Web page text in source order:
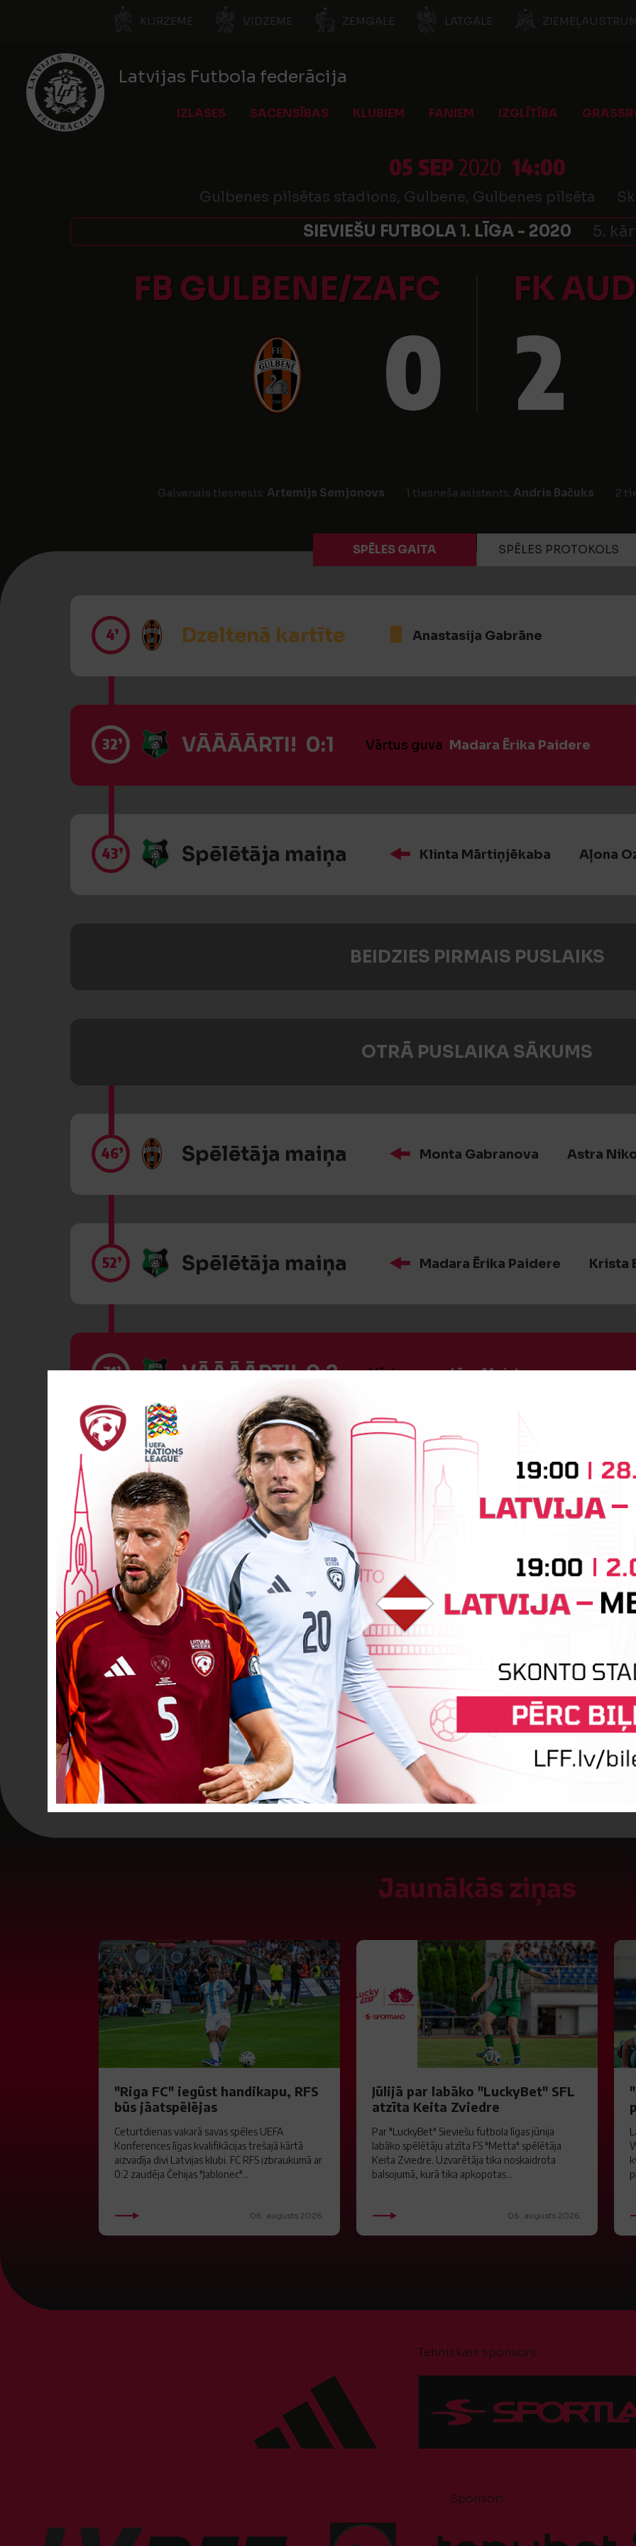
KURZEME VIDZEME ZEMGALE LATGALE
Latvijas Futbola federācija
IZLASES SACENSĪBAS KLUBIEM FANIEM IZGLĪTĪBA
05 SEP2020 14:00
Gulbenes pilsētas stadions, Gulbene, Gulbenes pilsēta
SIEVIEŠU FUTBOLA 1. LĪGA - 2020 5.
FB GULBENE/ZAFC FK
0 2
Galvenais tiesnesis: Artemijs Semjonovs 1 tiesneša asistents: Andris Bačuks 2
SPĒLES GAITA SPĒLES PROTOKOLS
4’ Dzeltenā kartīte Anastasija Gabrāne
32’ VĀĀĀĀRTI! 0:1 Vārtus guva Madara Ērika Paidere
43’ Spēlētāja maiņa Klinta Mārtiņjēkaba Aļona
BEIDZIES PIRMAIS PUSLAIKS
OTRĀ PUSLAIKA SĀKUMS
46’ Spēlētāja maiņa Monta Gabranova Astra
52’ Spēlētāja maiņa Madara Ērika Paidere Krista
71’ VĀĀĀĀRTI! 0:2 Vārtus guvaLīga Meistere
72’ Spēlētāja maiņa Krista Kristiāna Brence
83’ Dzeltenā kartīte Valērija Vīksniņa
SPĒLE BEIGUSIES!
Jaunākās ziņas
"Riga FC" iegūst handikapu, RFS
būs jāatspēlējas
Ceturtdienas vakarā savas spēles UEFA
Konferences līgas kvalifikācijas trešajā kārtā
aizvadīja divi Latvijas klubi. FC RFS izbraukumā ar
0:2 zaudēja Čehijas "Jablonec"...
06. augusts 2026.
Jūlijā par labāko "LuckyBet" SFL
atzīta Keita Zviedre
Par "LuckyBet" Sieviešu futbola līgas jūnija
labāko spēlētāju atzīta FS "Metta" spēlētāja
Keita Zviedre. Uzvarētāja tika noskaidrota
balsojumā, kurā tika apkopotas...
06. augusts 2026.
Tehniskais sponsors
Sponsori